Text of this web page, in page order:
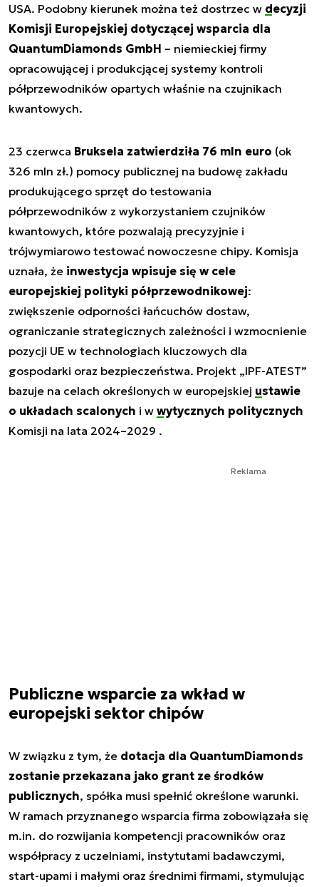
USA. Podobny kierunek można też dostrzec w decyzji
Komisji Europejskiej dotyczącej wsparcia dla
QuantumDiamonds GmbH – niemieckiej firmy
opracowującej i produkcjącej systemy kontroli
półprzewodników opartych właśnie na czujnikach
kwantowych.
23 czerwca Bruksela zatwierdziła 76 mln euro (ok
326 mln zł.) pomocy publicznej na budowę zakładu
produkującego sprzęt do testowania
półprzewodników z wykorzystaniem czujników
kwantowych, które pozwalają precyzyjnie i
trójwymiarowo testować nowoczesne chipy. Komisja
uznała, że inwestycja wpisuje się w cele
europejskiej polityki półprzewodnikowej:
zwiększenie odporności łańcuchów dostaw,
ograniczanie strategicznych zależności i wzmocnienie
pozycji UE w technologiach kluczowych dla
gospodarki oraz bezpieczeństwa. Projekt „IPF-ATEST”
bazuje na celach określonych w europejskiej ustawie
o układach scalonych i w wytycznych politycznych
Komisji na lata 2024–2029 .
Reklama
Publiczne wsparcie za wkład w
europejski sektor chipów
W związku z tym, że dotacja dla QuantumDiamonds
zostanie przekazana jako grant ze środków
publicznych, spółka musi spełnić określone warunki.
W ramach przyznanego wsparcia firma zobowiązała się
m.in. do rozwijania kompetencji pracowników oraz
współpracy z uczelniami, instytutami badawczymi,
start-upami i małymi oraz średnimi firmami, stymulując